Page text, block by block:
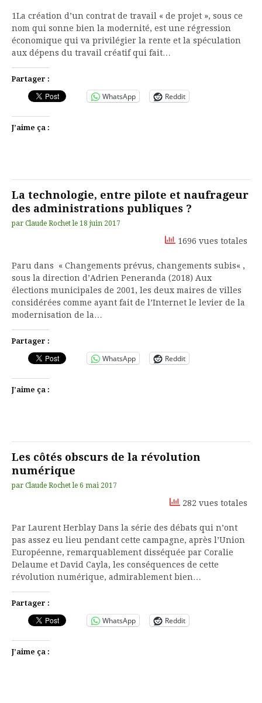
1La création d’un contrat de travail « de projet », sous ce
nom qui sonne bien la modernité, est une régression
économique qui va privilégier la rente et la spéculation
aux dépens du travail créatif qui fait…
Partager :
WhatsApp Reddit
J’aime ça :
La technologie, entre pilote et naufrageur
des administrations publiques ?
par Claude Rochet le 18 juin 2017
1696 vues totales
Paru dans « Changements prévus, changements subis« ,
sous la direction d’Adrien Peneranda (2018) Aux
élections municipales de 2001, les deux maires de villes
considérées comme ayant fait de l’Internet le levier de la
modernisation de la…
Partager :
WhatsApp Reddit
J’aime ça :
Les côtés obscurs de la révolution
numérique
par Claude Rochet le 6 mai 2017
282 vues totales
Par Laurent Herblay Dans la série des débats qui n’ont
pas assez eu lieu pendant cette campagne, après l’Union
Européenne, remarquablement disséquée par Coralie
Delaume et David Cayla, les conséquences de cette
révolution numérique, admirablement bien…
Partager :
WhatsApp Reddit
J’aime ça :